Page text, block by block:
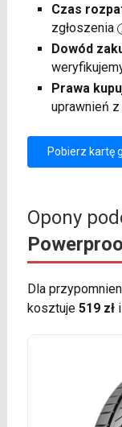
Czas
zgłoszenia
Dowód
Prawa
uprawnień z
Pobierz kartę
Opony
Dla
kosztuje 519 złi